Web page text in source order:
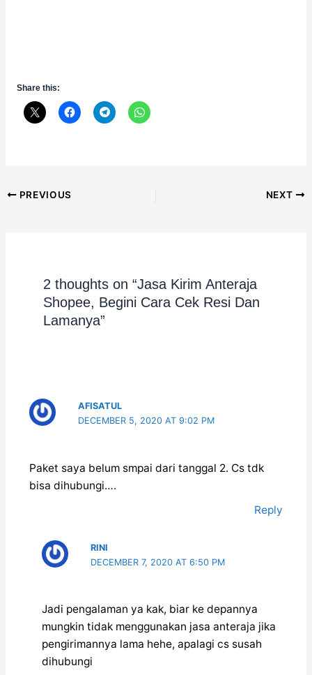
Share this:
Post
PREVIOUS NEXT
2 thoughts on “Jasa Kirim Anteraja
Shopee, Begini Cara Cek Resi Dan
Lamanya”
AFISATUL
DECEMBER 5, 2020 AT 9:02 PM
Paket saya belum smpai dari tanggal 2. Cs tdk
bisa dihubungi….
Reply
RINI
DECEMBER 7, 2020 AT 6:50 PM
Jadi pengalaman ya kak, biar ke depannya
mungkin tidak menggunakan jasa anteraja jika
pengirimannya lama hehe, apalagi cs susah
dihubungi